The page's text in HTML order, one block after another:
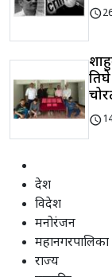
schedule
schedule
देश
विदेश
मनोरंजन
महानगरपालिका
राज्य